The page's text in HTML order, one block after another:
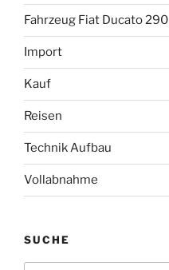
Fahrzeug Fiat Ducato 290
Import
Kauf
Reisen
Technik Aufbau
Vollabnahme
SUCHE